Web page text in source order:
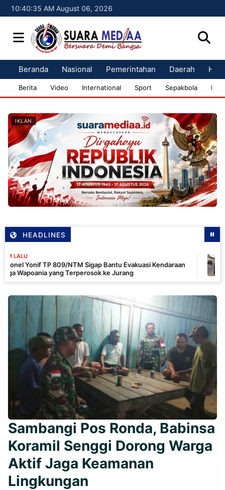
10:40:36 AM August 06, 2026
Beranda Nasional Pemerintahan Daerah
Berita Video International Sport Sepakbola
IKLAN
HEADLINES
TP 809/NTM Sigap Bantu Evakuasi Kendaraan
yang Terperosok ke Jurang
3 JAM
Sambangi Pos Ronda, Babinsa
Koramil Senggi Dorong Warga
Aktif Jaga Keamanan
Lingkungan